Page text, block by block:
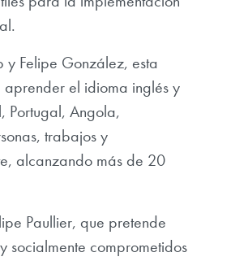
Felipe González, esta
el idioma inglés y
Portugal, Angola,
trabajos y
alcanzando más de 20
Paullier, que pretende
socialmente comprometidos